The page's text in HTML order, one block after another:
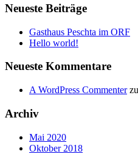
Neueste Beiträge
Gasthaus Peschta im ORF
Hello world!
Neueste Kommentare
A WordPress Commenterzu
Archiv
Mai 2020
Oktober 2018